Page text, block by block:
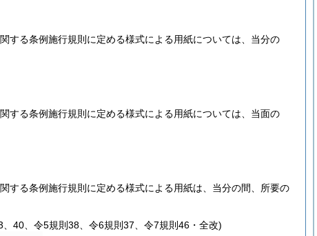
する条例施行規則に定める様式による用紙については、当分の
する条例施行規則に定める様式による用紙については、当面の
する条例施行規則に定める様式による用紙は、当分の間、所要の
40、令5規則38、令6規則37、令7規則46・全改)